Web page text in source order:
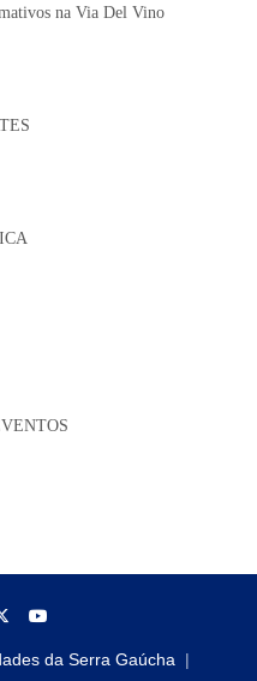
na Via Del Vino
da Serra Gaúcha